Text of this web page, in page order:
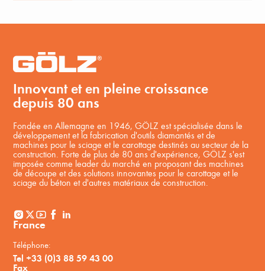
Innovant et en pleine croissance
depuis 80 ans
Fondée en Allemagne en 1946, GÖLZ est spécialisée dans le
développement et la fabrication d'outils diamantés et de
machines pour le sciage et le carottage destinés au secteur de la
construction. Forte de plus de 80 ans d'expérience, GÖLZ s'est
imposée comme leader du marché en proposant des machines
de découpe et des solutions innovantes pour le carottage et le
sciage du béton et d'autres matériaux de construction.
France
Téléphone:
Tel +33 (0)3 88 59 43 00
Fax